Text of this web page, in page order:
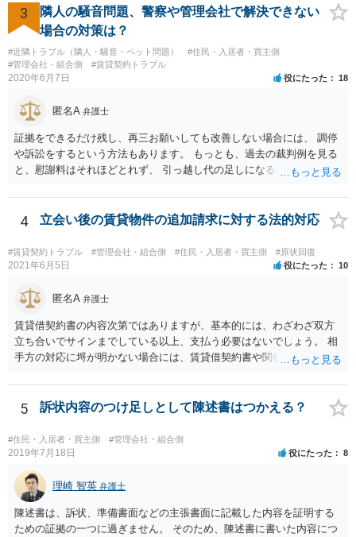
3
隣人の騒音問題、警察や管理会社で解決できない
場合の対策は？
#近隣トラブル（隣人・騒音・ペット問題）
#住民・入居者・買主側
#管理会社・組合側
#賃貸契約トラブル
2020年6月7日 役にたった 18
匿名A 弁護士
証拠をできるだけ残し、再三お願いしても改善しない場合には、 調停
や訴訟をするという方法もあります。 もっとも、過去の裁判例を見る
と、慰謝料はそれほどとれず、 引っ越し代の足しになる程度に終わっ
4 立会い後の賃貸物件の追加請求に対する法的対応
#賃貸契約トラブル #管理会社・組合側 #住民・入居者・買主側 #原状回復
2021年6月5日 役にたった 10
匿名A 弁護士
賃貸借契約書の内容次第ではありますが、基本的には、わざわざ双方
立ち合いでサインまでしている以上、支払う必要はないでしょう。 相
手方の対応に埒が明かない場合には、賃貸借契約書や関係資料を個別
す。
5 訴状内容のつけ足しとして陳述書はつかえる？
#住民・入居者・買主側 #管理会社・組合側
2019年7月18日 役にたった 8
理崎 智英 弁護士
陳述書は、訴状、準備書面などの主張書面に記載した内容を証明する
ための証拠の一つに過ぎません。 そのため、陳述書に書いた内容につ